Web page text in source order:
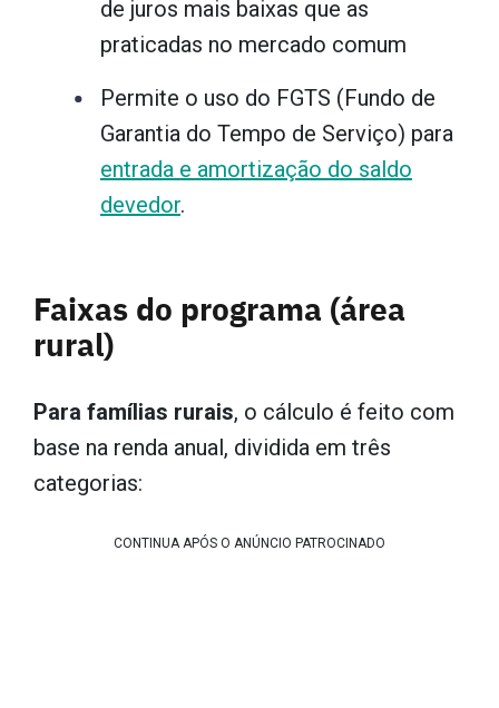
de juros mais baixas que as
praticadas no mercado comum
Permite o uso do FGTS (Fundo de
Garantia do Tempo de Serviço) para
entrada e amortização do saldo
devedor.
Faixas do programa (área
rural)
Para famílias rurais, o cálculo é feito com
base na renda anual, dividida em três
categorias:
CONTINUA APÓS O ANÚNCIO PATROCINADO